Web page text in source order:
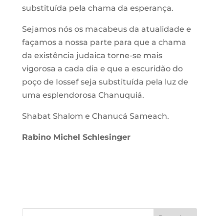
substituída pela chama da esperança.
Sejamos nós os macabeus da atualidade e
façamos a nossa parte para que a chama
da existência judaica torne-se mais
vigorosa a cada dia e que a escuridão do
poço de Iossef seja substituída pela luz de
uma esplendorosa Chanuquiá.
Shabat Shalom e Chanucá Sameach.
Rabino Michel Schlesinger